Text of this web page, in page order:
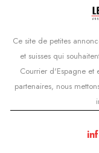
Ce site de petites
et suisses qui
Courrier d'Espagne et
partenaires, nous